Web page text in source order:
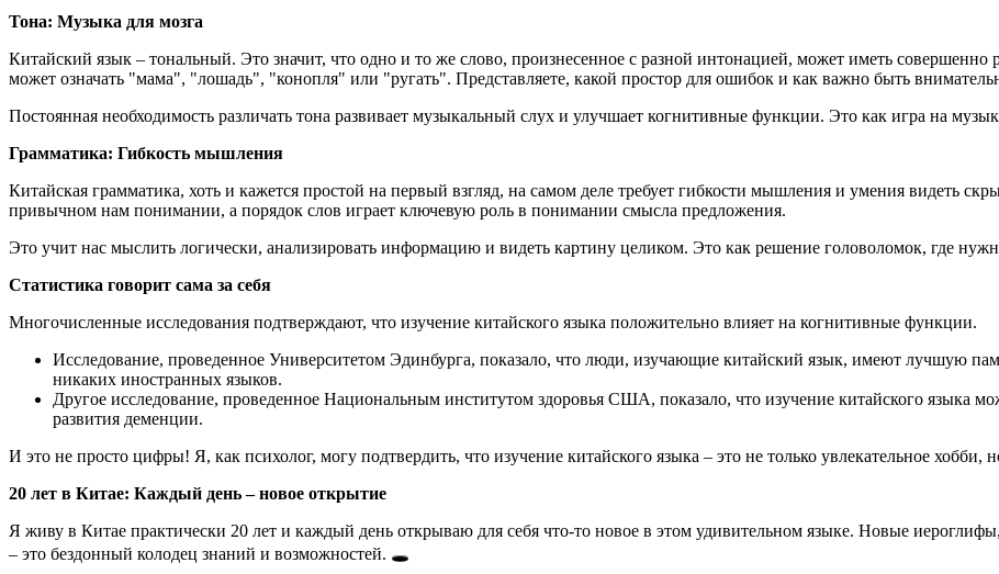
Тона: Музыка для мозга
Китайский язык – тональный. Это значит, что одно и то же слово, произнесенное с разной интонацией, может иметь совершенно
может означать "мама", "лошадь", "конопля" или "ругать". Представляете, какой простор для ошибок и как важно быть
Постоянная необходимость различать тона развивает музыкальный слух и улучшает когнитивные функции. Это как игра на
Грамматика: Гибкость мышления
Китайская грамматика, хоть и кажется простой на первый взгляд, на самом деле требует гибкости мышления и умения видеть
привычном нам понимании, а порядок слов играет ключевую роль в понимании смысла предложения.
Это учит нас мыслить логически, анализировать информацию и видеть картину целиком. Это как решение головоломок, где
Статистика говорит сама за себя
Многочисленные исследования подтверждают, что изучение китайского языка положительно влияет на когнитивные функции.
Исследование, проведенное Университетом Эдинбурга, показало, что люди, изучающие китайский язык, имеют лучшую
никаких иностранных языков.
Другое исследование, проведенное Национальным институтом здоровья США, показало, что изучение китайского языка
развития деменции.
И это не просто цифры! Я, как психолог, могу подтвердить, что изучение китайского языка – это не только увлекательное
20 лет в Китае: Каждый день – новое открытие
Я живу в Китае практически 20 лет и каждый день открываю для себя что-то новое в этом удивительном языке. Новые
– это бездонный колодец знаний и возможностей. 🕳️